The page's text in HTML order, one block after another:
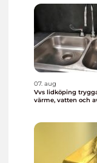
07. aug
Vvs lidköping trygga lösningar för
värme, vatten och